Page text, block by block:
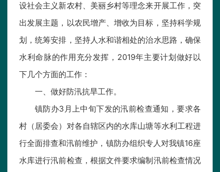
设社会主义新农村、美丽乡村等理念来开展工作，突
出发展主题，以农民增产、增收为目标，坚持科学规
划，统筹安排，坚持人水和谐相处的治水思路，确保
水利命脉的作用充分发挥，2019年主要计划做好以
下几个方面的工作：
一、做好防汛抗旱工作。
镇防办3月上中旬下发的汛前检查通知，要求各
村（居委会）对各自辖区内的水库山塘等水利工程进
行全面排查和汛前维护，镇防办组织专人对我镇16座
水库进行汛前检查，根据文件要求编制汛前检查情况